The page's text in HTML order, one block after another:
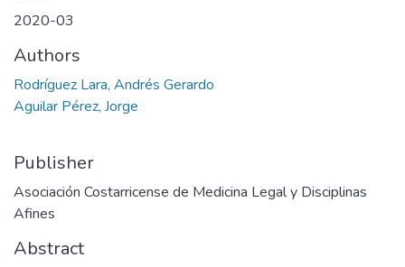
2020-03
Authors
Rodríguez Lara, Andrés Gerardo
Aguilar Pérez, Jorge
Publisher
Asociación Costarricense de Medicina Legal y Disciplinas
Afines
Abstract